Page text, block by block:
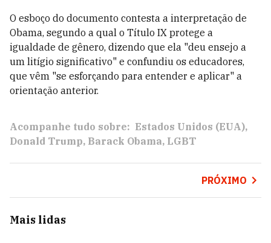
O esboço do documento contesta a interpretação de
Obama, segundo a qual o Título IX protege a
igualdade de gênero, dizendo que ela "deu ensejo a
um litígio significativo" e confundiu os educadores,
que vêm "se esforçando para entender e aplicar" a
orientação anterior.
Acompanhe tudo sobre: Estados Unidos (EUA)
Donald Trump Barack Obama LGBT
PRÓXIMO
Mais lidas